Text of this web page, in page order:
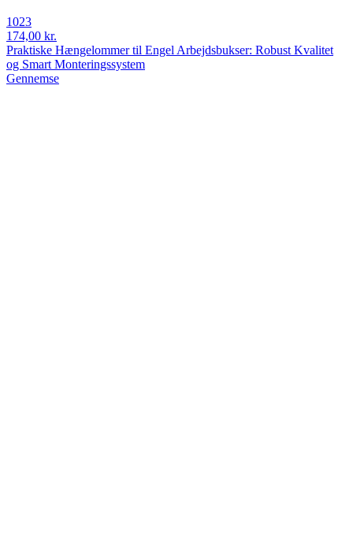
1023
174,00 kr.
Praktiske Hængelommer til Engel Arbejdsbukser: Robust Kvalitet
og Smart Monteringssystem
Gennemse